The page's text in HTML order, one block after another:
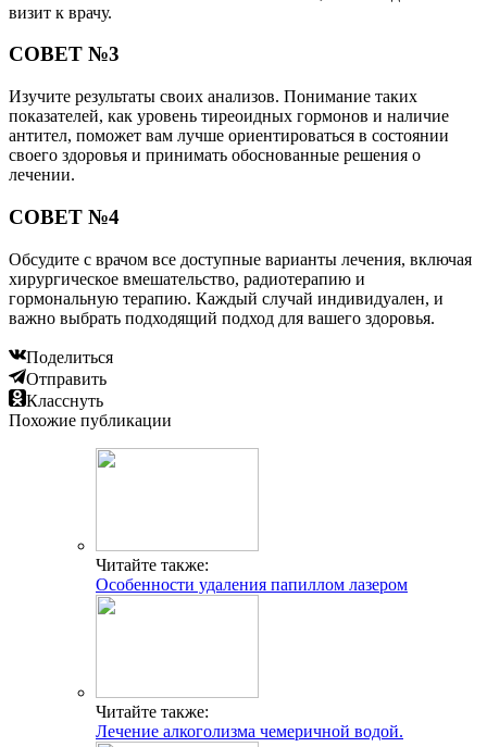
визит к врачу.
СОВЕТ №3
Изучите результаты своих анализов. Понимание таких
показателей, как уровень тиреоидных гормонов и наличие
антител, поможет вам лучше ориентироваться в состоянии
своего здоровья и принимать обоснованные решения о
лечении.
СОВЕТ №4
Обсудите с врачом все доступные варианты лечения, включая
хирургическое вмешательство, радиотерапию и
гормональную терапию. Каждый случай индивидуален, и
важно выбрать подходящий подход для вашего здоровья.
Поделиться
Отправить
Класснуть
Похожие публикации
Читайте также:
Особенности удаления папиллом лазером
Читайте также:
Лечение алкоголизма чемеричной водой.